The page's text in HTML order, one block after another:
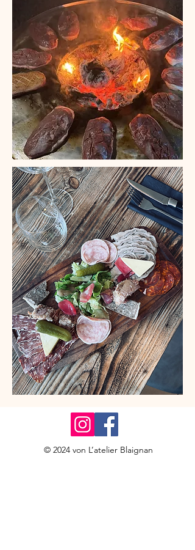
© 2024 von L’atelier Blaignan